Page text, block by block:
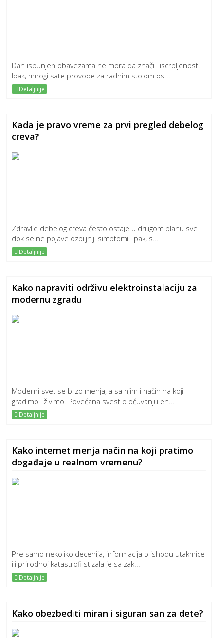
Dan ispunjen obavezama ne mora da znači i iscrpljenost.
Ipak, mnogi sate provode za radnim stolom os...
Detaljnije
Kada je pravo vreme za prvi pregled debelog
creva?
Zdravlje debelog creva često ostaje u drugom planu sve
dok se ne pojave ozbiljniji simptomi. Ipak, s...
Detaljnije
Kako napraviti održivu elektroinstalaciju za
modernu zgradu
Moderni svet se brzo menja, a sa njim i način na koji
gradimo i živimo. Povećana svest o očuvanju en...
Detaljnije
Kako internet menja način na koji pratimo
događaje u realnom vremenu?
Pre samo nekoliko decenija, informacija o ishodu utakmice
ili prirodnoj katastrofi stizala je sa zak...
Detaljnije
Kako obezbediti miran i siguran san za dete?